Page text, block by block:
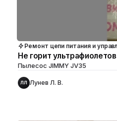
Ремонт цепи питания и
Не горит
Пылесос JIMMY JV35
ЛЛ Лунев Л. В.